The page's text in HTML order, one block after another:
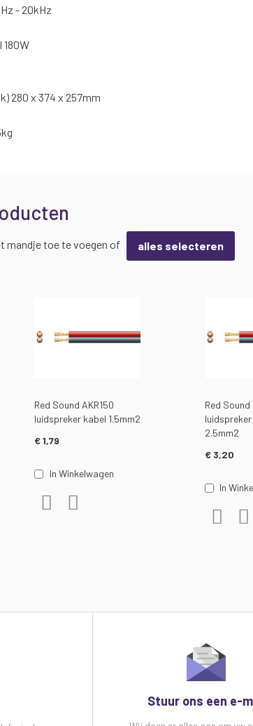
- 20kHz
180W
280 x 374 x 257mm
mandje toe te voegen of alles selecteren
Red Sound AKR150
luidspreker kabel 1.5mm2
€ 1,79
In Winkelwagen
Red Sound
2.5mm2
€ 3,20
In
Stuur ons een e-